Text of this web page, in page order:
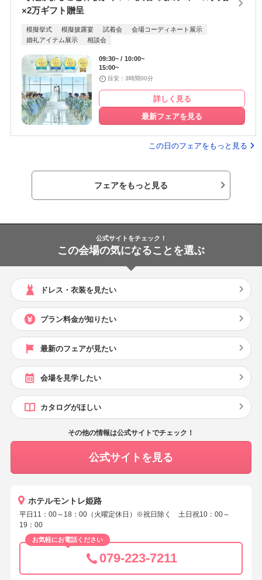
×2万ギフト贈呈
模擬挙式 模擬披露宴 試着会
会場コーディネート展示
婚礼アイテム展示
相談会
09:30~
10:00~
15:00~
目安：3時間00分
詳しく見る
最新フェアを見る
この日のフェアをもっと見る
フェアをもっと見る
公式サイトをチェック！
この会場の気になることを選ぶ
ドレス・衣装を見たい
プラン料金が知りたい
最新のフェアが見たい
会場を見学したい
カタログがほしい
その他の情報は公式サイトでチェック！
公式サイトを見る
ホテルモントレ姫路
平日11：00～18：00（火曜定休日）※祝日除く 土日祝10：00～
19：00
お気軽にお電話ください
079-223-7211